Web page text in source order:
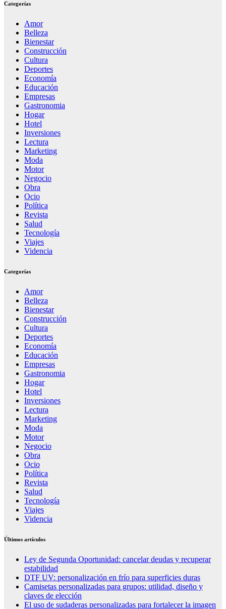
Categorías
Amor
Belleza
Bienestar
Construcción
Cultura
Deportes
Economía
Educación
Empresas
Gastronomia
Hogar
Hotel
Inversiones
Lectura
Marketing
Moda
Motor
Negocio
Obra
Ocio
Política
Revista
Salud
Tecnología
Viajes
Videncia
Categorías
Amor
Belleza
Bienestar
Construcción
Cultura
Deportes
Economía
Educación
Empresas
Gastronomia
Hogar
Hotel
Inversiones
Lectura
Marketing
Moda
Motor
Negocio
Obra
Ocio
Política
Revista
Salud
Tecnología
Viajes
Videncia
Últimos artículos
Ley de Segunda Oportunidad: cancelar deudas y recuperar
estabilidad
DTF UV: personalización en frío para superficies duras
Camisetas personalizadas para grupos: utilidad, diseño y
claves de elección
El uso de sudaderas personalizadas para fortalecer la imagen